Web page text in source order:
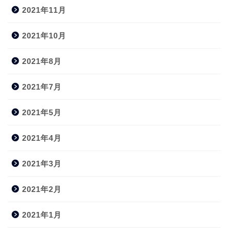
2021年11月
2021年10月
2021年8月
2021年7月
2021年5月
2021年4月
2021年3月
2021年2月
2021年1月